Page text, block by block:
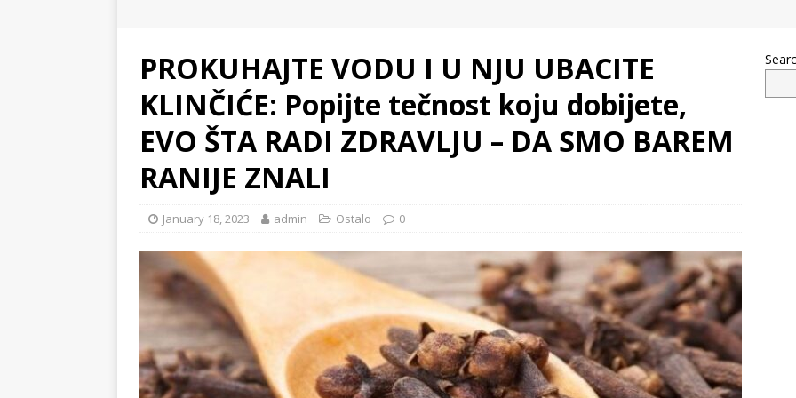
PROKUHAJTE VODU I U NJU UBACITE
KLINČIĆE: Popijte tečnost koju dobijete,
EVO ŠTA RADI ZDRAVLJU – DA SMO BAREM
RANIJE ZNALI
January 18, 2023 admin Ostalo 0